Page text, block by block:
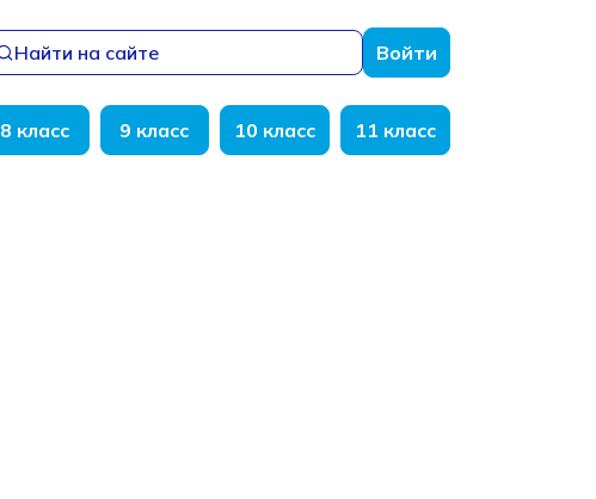
Найти на сайте Войти
8 класс 9 класс 10 класс 11 класс